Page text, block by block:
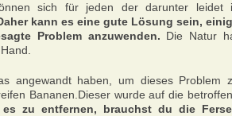
sich für jeden der darunter leidet
kann es eine gute Lösung sein,
Problem anzuwenden. Die Natur
angewandt haben, um dieses Problem
Bananen.Dieser wurde auf die
es zu entfernen, brauchst du die